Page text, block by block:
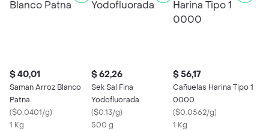
$ 40,01
Saman Arroz Blanco
Patna
($0.0401/g)
1 Kg
$ 62,26
Sek Sal Fina
Yodofluorada
($0.13/g)
500 g
$ 56,17
Cañuelas Harina Tipo 1
0000
($0.0562/g)
1 Kg